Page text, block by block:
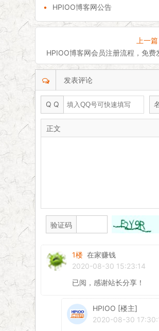
•
HPIOO博客网公告
上一篇
HPIOO博客网会员注册流程，免费
发表评论
Q Q
正文
验证码
1楼 在家赚钱
2020-08-30 15:23:14
已阅，感谢站长分享！
HPIOO [楼主]
2020-08-30